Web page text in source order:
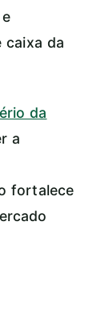
caixa da
da
a
fortalece